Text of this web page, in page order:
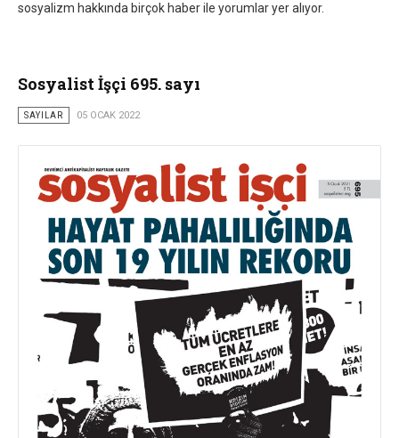
sosyalizm hakkında birçok haber ile yorumlar yer alıyor.
Sosyalist İşçi 695. sayı
SAYILAR 05 OCAK 2022